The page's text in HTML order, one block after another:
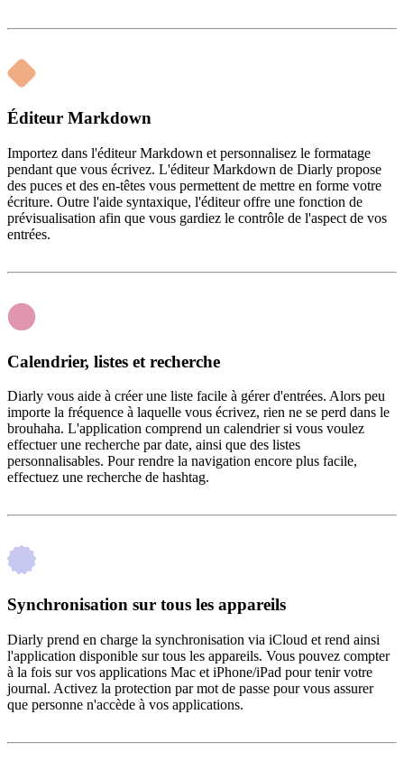
Éditeur Markdown
Importez dans l'éditeur Markdown et personnalisez le formatage
pendant que vous écrivez. L'éditeur Markdown de Diarly propose
des puces et des en-têtes vous permettent de mettre en forme votre
écriture. Outre l'aide syntaxique, l'éditeur offre une fonction de
prévisualisation afin que vous gardiez le contrôle de l'aspect de vos
entrées.
Calendrier, listes et recherche
Diarly vous aide à créer une liste facile à gérer d'entrées. Alors peu
importe la fréquence à laquelle vous écrivez, rien ne se perd dans le
brouhaha. L'application comprend un calendrier si vous voulez
effectuer une recherche par date, ainsi que des listes
personnalisables. Pour rendre la navigation encore plus facile,
effectuez une recherche de hashtag.
Synchronisation sur tous les appareils
Diarly prend en charge la synchronisation via iCloud et rend ainsi
l'application disponible sur tous les appareils. Vous pouvez compter
à la fois sur vos applications Mac et iPhone/iPad pour tenir votre
journal. Activez la protection par mot de passe pour vous assurer
que personne n'accède à vos applications.